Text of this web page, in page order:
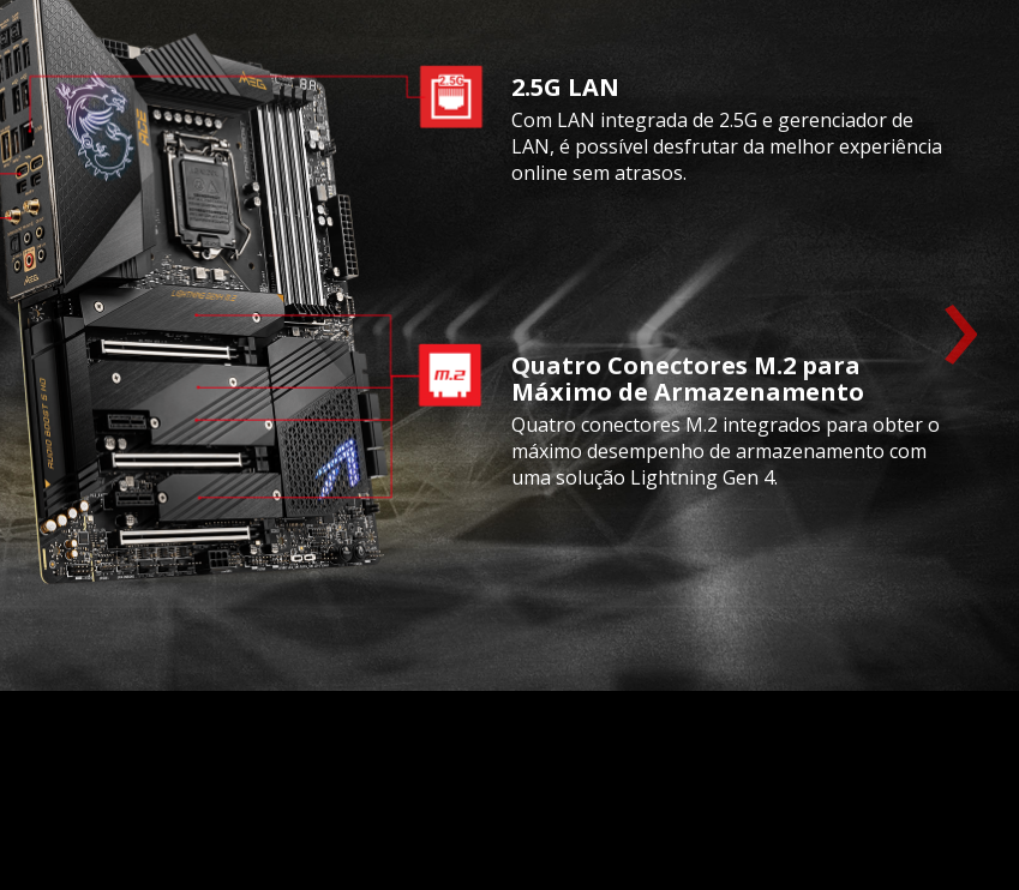
Quatro Conectores M.2 para
Máximo de Armazenamento
Quatro conectores M.2 integrados para obter o
máximo desempenho de armazenamento com
uma solução Lightning Gen 4.
2.5G LAN
Com LAN integrada de 2.5G e gerenciador de
LAN, é possível desfrutar da melhor experiência
online sem atrasos.
›